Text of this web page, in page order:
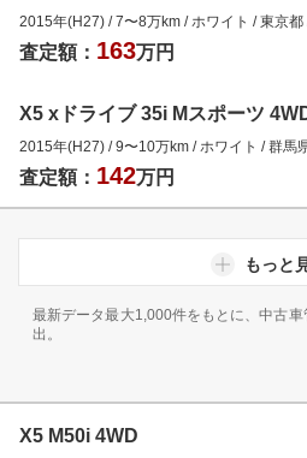
2015年(H27) /7〜8万km / ホワイト /東京都
査定額： 163万円
X5 xドライブ 35i Mスポーツ
2015年(H27) /9〜10万km / ホワイト /群馬
査定額： 142万円
もっと
最新データ最大1,000件をもとに、中古
出。
X5 M50i 4WD